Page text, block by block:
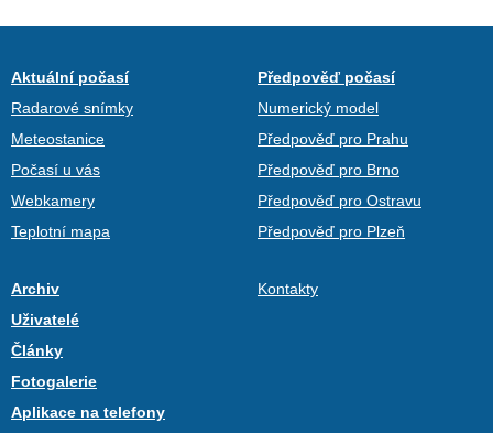
Aktuální počasí
Radarové snímky
Meteostanice
Počasí u vás
Webkamery
Teplotní mapa
Předpověď počasí
Numerický model
Předpověď pro Prahu
Předpověď pro Brno
Předpověď pro Ostravu
Předpověď pro Plzeň
Archiv
Uživatelé
Články
Fotogalerie
Aplikace na telefony
Kontakty